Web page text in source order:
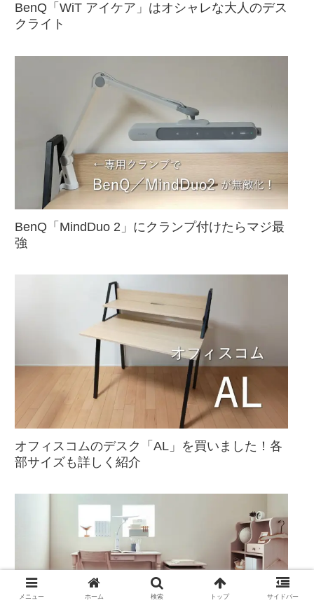
BenQ「WiT アイケア」はオシャレな大人のデス
クライト
BenQ「MindDuo 2」にクランプ付けたらマジ最
強
オフィスコムのデスク「AL」を買いました！各
部サイズも詳しく紹介
メニュー ホーム 検索 トップ サイドバー